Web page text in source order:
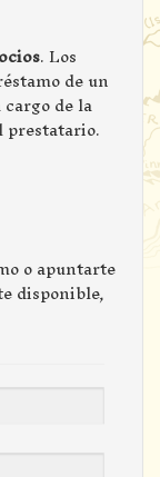
. Los
de un
de la
prestatario.
o apuntarte
disponible,